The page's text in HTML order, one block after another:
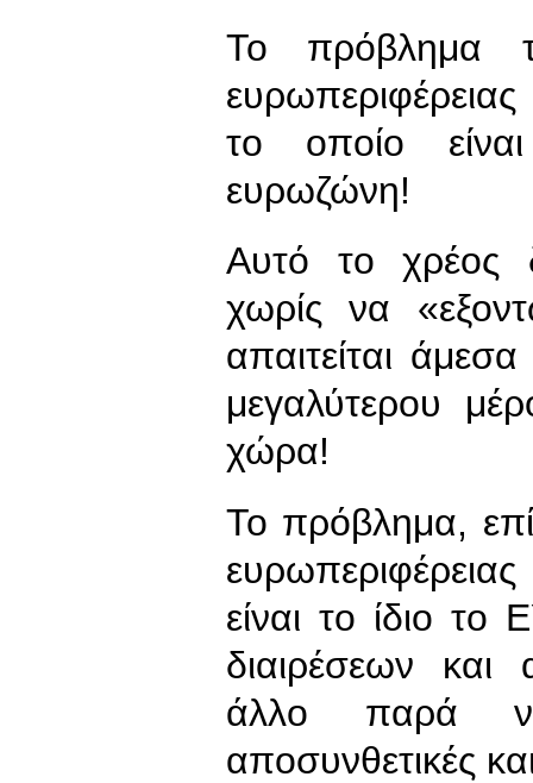
Το πρόβλημα
το οποίο
ευρωζώνη!
Αυτό το χρέος
χωρίς να
απαιτείται
μεγαλύτερου
χώρα!
Το πρόβλημα,
είναι το ίδιο
διαιρέσεων και
άλλο παρά να
αποσυνθετικές